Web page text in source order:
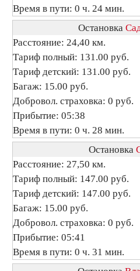
Время в пути: 0 ч. 24 мин.
Остановка
Расстояние: 24,40 км.
Тариф полный: 131.00 руб.
Тариф детский: 131.00 руб.
Багаж: 15.00 руб.
Добровол. страховка: 0 руб.
Прибытие: 05:38
Время в пути: 0 ч. 28 мин.
Остановка
Расстояние: 27,50 км.
Тариф полный: 147.00 руб.
Тариф детский: 147.00 руб.
Багаж: 15.00 руб.
Добровол. страховка: 0 руб.
Прибытие: 05:41
Время в пути: 0 ч. 31 мин.